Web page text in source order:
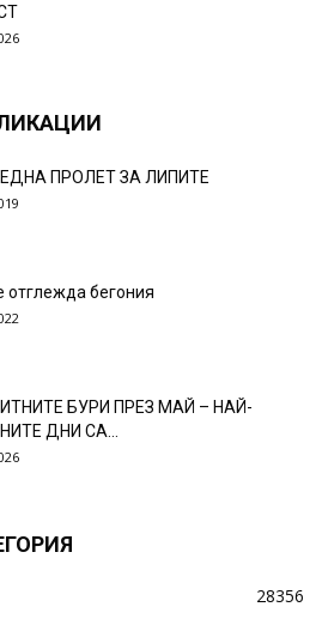
ПРОЛЕТ ЗА ЛИПИТЕ
отглежда бегония
БУРИ ПРЕЗ МАЙ – НАЙ-
ДНИ СА…
28356